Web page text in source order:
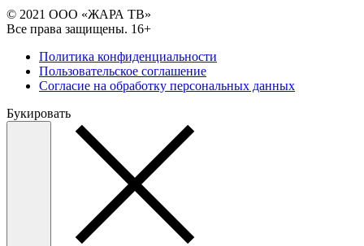
© 2021 ООО «ЖАРА ТВ»
Все права защищены. 16+
Политика конфиденциальности
Пользовательское соглашение
Согласие на обработку персональных данных
Букировать